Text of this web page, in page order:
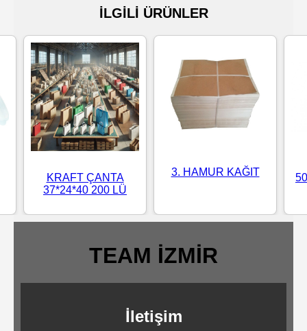
Mendiller
Su
Bazlı
Mendiller
Kolonyalı
Mendiller
Standart
Islak
Pipetler
İLGİLİ ÜRÜNLER
KRAFT ÇANTA
37*24*40 200 LÜ
3. HAMUR KAĞIT
TEAM İZMİR
İletişim